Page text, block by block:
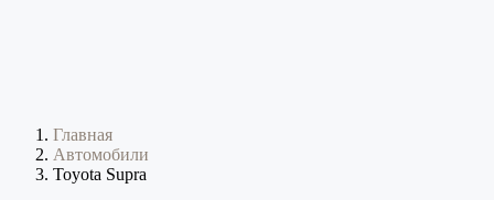
Главная
Автомобили
Toyota Supra